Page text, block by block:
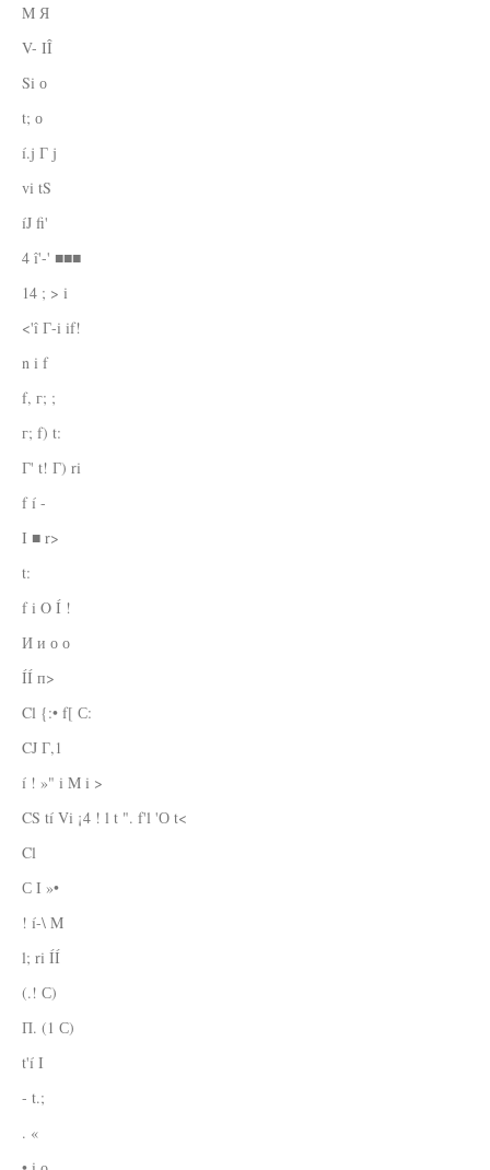
M Я
V- IÎ
Si о
t; о
í.j Г j
vi tS
íJ fi'
4 î'-' ■■■
14 ; > i
<'î Г-i if!
n i f
f, г; ;
г; f) t:
Г' t! Г) ri
f í -
I ■ r>
t:
f i O Í !
И и о о
ÍÍ п>
Cl {:• f[ С:
CJ Г,1
í ! »" i M i >
CS tí Vi ¡4 ! l t ". f'l 'О t<
Cl
С I »•
! í-\ M
l; ri ÍÍ
(.! С)
П. (1 С)
t'í I
- t.;
. «